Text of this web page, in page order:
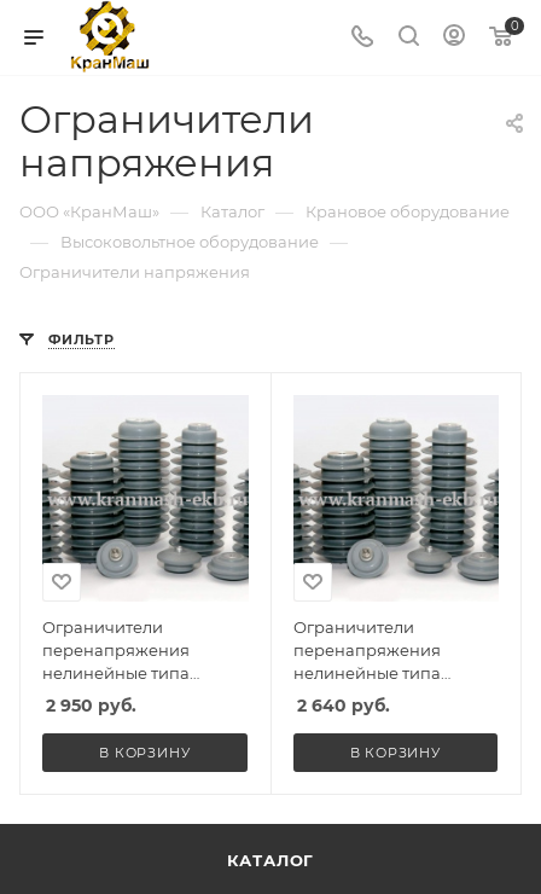
0
Ограничители
напряжения
ООО «КранМаш» — Каталог — Крановое оборудование
— Высоковольтное оборудование —
Ограничители напряжения
ФИЛЬТР
Ограничители
перенапряжения
нелинейные типа
ОПНп-10КВ
2 950 руб.
В КОРЗИНУ
Ограничители
перенапряжения
нелинейные типа
ОПНп-6кВ
2 640 руб.
В КОРЗИНУ
КАТАЛОГ